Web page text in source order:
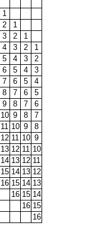
1
2
1
3 2
1
4 3 2
1
5 4 3
2
6 5 4
3
7 6 5
4
8 7 6
5
9 8 7
6
10 9 8
7
11 10 9
8
12 11 10 9
13 12 11 10
14 13 12 11
15 14 13 12
16 15 14 13
16 15 14
16 15
16